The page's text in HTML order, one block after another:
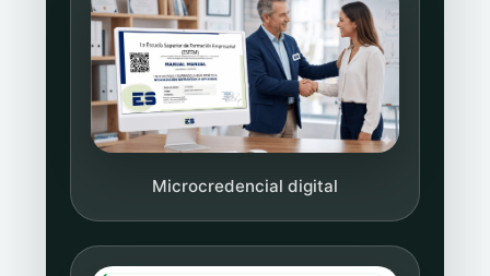
Microcredencial digital